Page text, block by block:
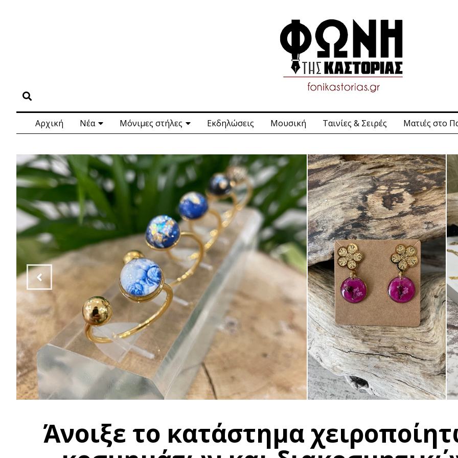
Αρχική Νέα Μόνιμες στήλες Εκδηλώσεις Μουσική Ταινίες & Σειρές Ματιές στο
Άνοιξε το κατάστημα